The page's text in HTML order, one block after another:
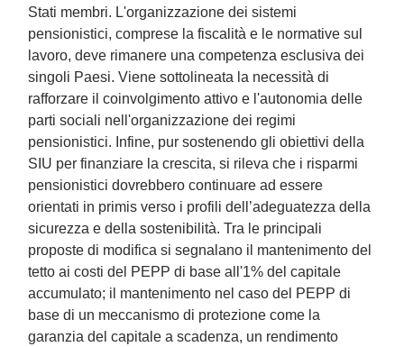
Stati membri. L'organizzazione dei sistemi
pensionistici, comprese la fiscalità e le normative sul
lavoro, deve rimanere una competenza esclusiva dei
singoli Paesi. Viene sottolineata la necessità di
rafforzare il coinvolgimento attivo e l'autonomia delle
parti sociali nell'organizzazione dei regimi
pensionistici. Infine, pur sostenendo gli obiettivi della
SIU per finanziare la crescita, si rileva che i risparmi
pensionistici dovrebbero continuare ad essere
orientati in primis verso i profili dell’adeguatezza della
sicurezza e della sostenibilità. Tra le principali
proposte di modifica si segnalano il mantenimento del
tetto ai costi del PEPP di base all'1% del capitale
accumulato; il mantenimento nel caso del PEPP di
base di un meccanismo di protezione come la
garanzia del capitale a scadenza, un rendimento